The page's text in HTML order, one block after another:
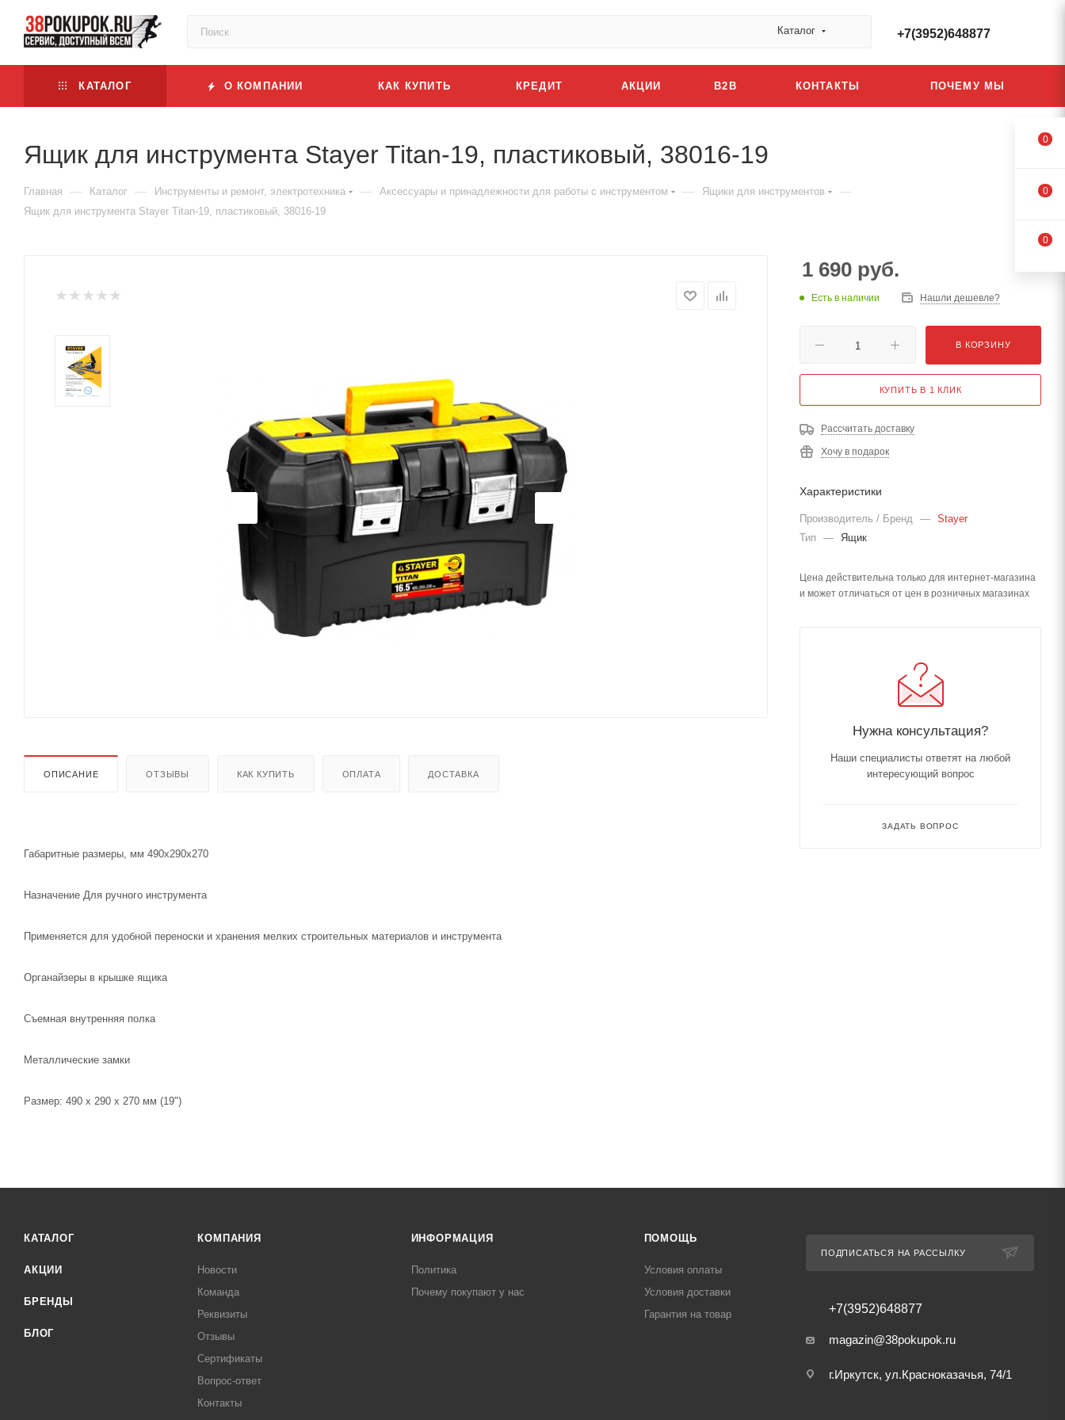
Каталог +7(3952)648877
КАТАЛОГ О КОМПАНИИ КАК КУПИТЬ КРЕДИТ АКЦИИ B2B КОНТАКТЫ ПОЧЕМУ МЫ
Ящик для инструмента Stayer Titan-19, пластиковый, 38016-19
Главная — Каталог — Инструменты и ремонт, электротехника — Аксессуары и принадлежности для работы с инструментом — Ящики для инструментов —
Ящик для инструмента Stayer Titan-19, пластиковый, 38016-19
ОПИСАНИЕ ОТЗЫВЫ КАК КУПИТЬ ОПЛАТА ДОСТАВКА
Габаритные размеры, мм 490x290x270
Назначение Для ручного инструмента
Применяется для удобной переноски и хранения мелких строительных материалов и инструмента
Органайзеры в крышке ящика
Съемная внутренняя полка
Металлические замки
Размер: 490 x 290 x 270 мм (19")
1 690 руб.
Есть в наличии Нашли дешевле?
В КОРЗИНУ
КУПИТЬ В 1 КЛИК
Рассчитать доставку
Хочу в подарок
Характеристики
Производитель / Бренд — Stayer
Тип
— Ящик
Цена действительна только для интернет-магазина
и может отличаться от цен в розничных магазинах
Нужна консультация?
Наши специалисты ответят на любой
интересующий вопрос
ЗАДАТЬ ВОПРОС
КАТАЛОГ
АКЦИИ
БРЕНДЫ
БЛОГ
КОМПАНИЯ
Новости
Команда
Реквизиты
Отзывы
Сертификаты
Вопрос-ответ
Контакты
ИНФОРМАЦИЯ
Политика
Почему покупают у нас
ПОМОЩЬ
Условия оплаты
Условия доставки
Гарантия на товар
ПОДПИСАТЬСЯ НА РАССЫЛКУ
+7(3952)648877
magazin@38pokupok.ru
г.Иркутск, ул.Красноказачья, 74/1
0
0
0